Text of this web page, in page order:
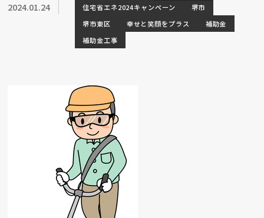
2024.01.24
住宅省エネ2024キャンペーン
堺市
堺市東区
幸せと笑顔をプラス
補助金
補助金工事